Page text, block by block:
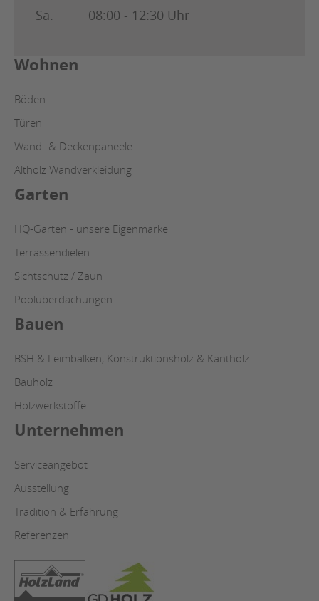
Sa.
08:00 - 12:30 Uhr
Wohnen
Böden
Türen
Wand- & Deckenpaneele
Altholz Wandverkleidung
Garten
HQ-Garten - unsere Eigenmarke
Terrassendielen
Sichtschutz / Zaun
Poolüberdachungen
Bauen
BSH & Leimbalken, Konstruktionsholz & Kantholz
Bauholz
Holzwerkstoffe
Unternehmen
Serviceangebot
Ausstellung
Tradition & Erfahrung
Referenzen